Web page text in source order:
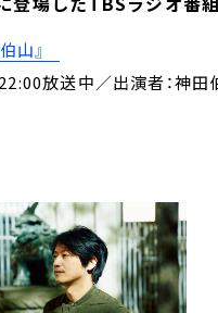
山』
放送中／出演者：神田